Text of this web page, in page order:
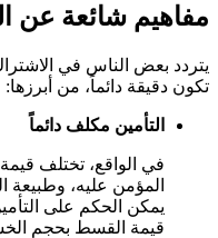
مفاهيم شائعة عن
يتردد بعض الناس في
تكون دقيقة دائماً، من أبرزها:
التأمين مكلف دائماً
في الواقع، تختلف
المؤمن عليه،
يمكن الحكم على
قيمة القسط بحجم